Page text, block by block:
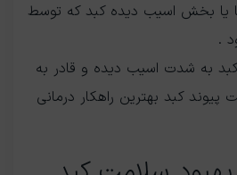
یا بخش اسیب دیده کبد که توسط
.
به شدت اسیب دیده و قادر به
کبد بهترین راهکار درمانی